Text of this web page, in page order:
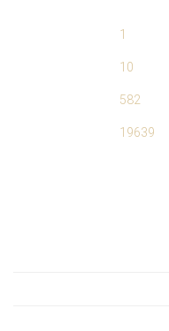
1
10
582
19639